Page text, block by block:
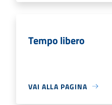
Tempo libero
VAI ALLA PAGINA